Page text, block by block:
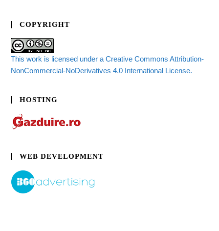
COPYRIGHT
This work is licensed under a Creative Commons Attribution-
NonCommercial-NoDerivatives 4.0 International License.
HOSTING
WEB DEVELOPMENT